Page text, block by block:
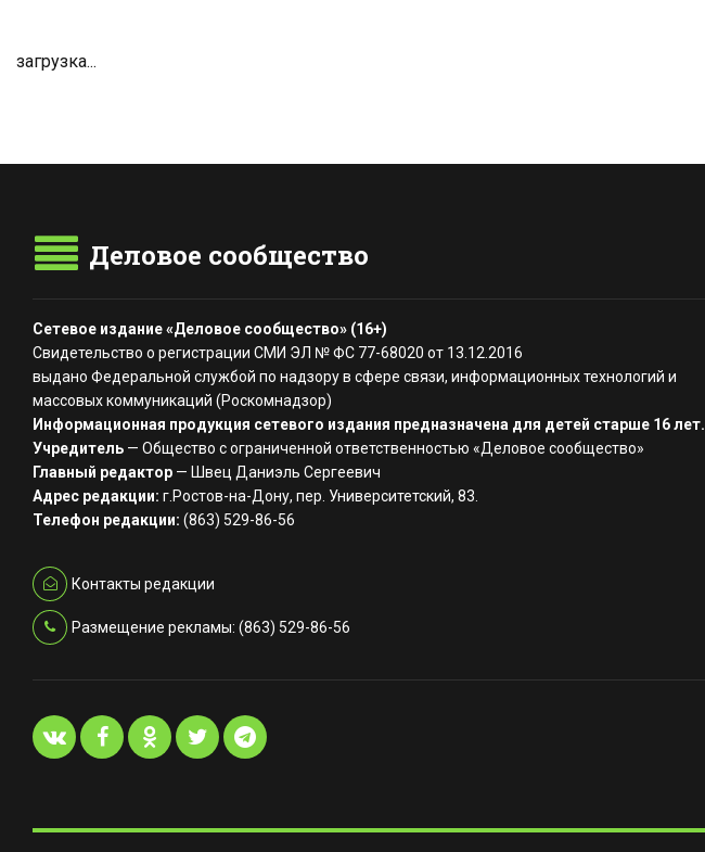
загрузка...
Деловое сообщество
Сетевое издание «Деловое сообщество» (16+)
Свидетельство о регистрации СМИ ЭЛ № ФС 77-68020 от 13.12.2016
выдано Федеральной службой по надзору в сфере связи, информационных технологий и
массовых коммуникаций (Роскомнадзор)
Информационная продукция сетевого издания предназначена для детей старше 16 лет.
Учредитель — Общество с ограниченной ответственностью «Деловое сообщество»
Главный редактор — Швец Даниэль Сергеевич
Адрес редакции: г.Ростов-на-Дону, пер. Университетский, 83.
Телефон редакции: (863) 529-86-56
Контакты редакции
Размещение рекламы: (863) 529-86-56